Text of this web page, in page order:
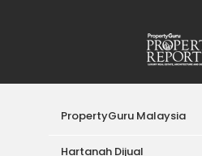
PropertyGuru Malaysia
Hartanah Dijual